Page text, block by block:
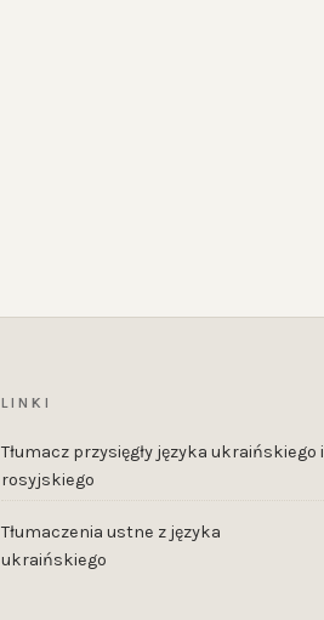
LINKI
Tłumacz przysięgły języka ukraińskiego i
rosyjskiego
Tłumaczenia ustne z języka
ukraińskiego